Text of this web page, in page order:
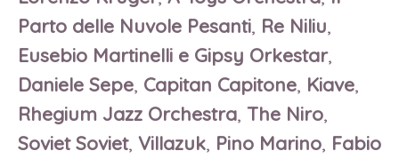
Parto delle Nuvole Pesanti, Re Niliu,
Eusebio Martinelli e Gipsy Orkestar,
Daniele Sepe, Capitan Capitone, Kiave,
Rhegium Jazz Orchestra, The Niro,
Soviet Soviet, Villazuk, Pino Marino, Fabio